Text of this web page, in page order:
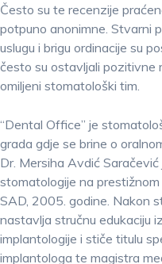
Često su te recenzije
potpuno anonimne. Stvarni
uslugu i brigu ordinacije su
često su ostavljali pozitivne
omiljeni stomatološki tim.
“Dental Office” je
grada gdje se brine o
Dr. Mersiha Avdić
stomatologije na
SAD, 2005. godine. Nakon
nastavlja stručnu edukaciju
implantologije i stiče titulu
implantologa te magistra